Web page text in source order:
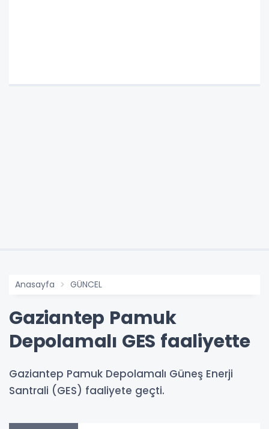
Anasayfa GÜNCEL
Gaziantep Pamuk
Depolamalı GES faaliyette
Gaziantep Pamuk Depolamalı Güneş Enerji
Santrali (GES) faaliyete geçti.